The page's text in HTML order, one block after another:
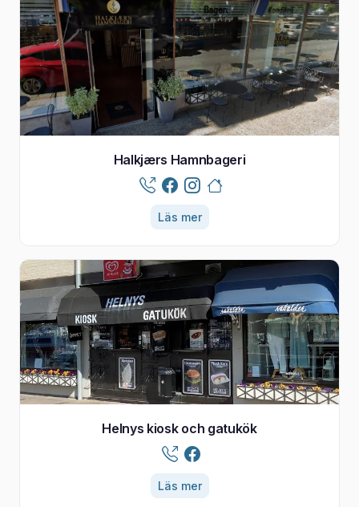
Halkjærs Hamnbageri
Läs mer
Helnys kiosk och gatukök
Läs mer